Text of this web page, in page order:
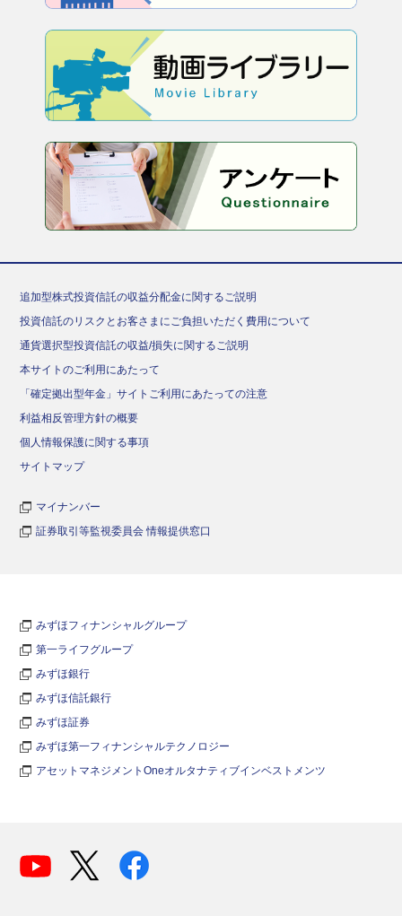
追加型株式投資信託の収益分配金に関するご説明
投資信託のリスクとお客さまにご負担いただく費用について
通貨選択型投資信託の収益/損失に関するご説明
本サイトのご利用にあたって
「確定拠出型年金」サイトご利用にあたっての注意
利益相反管理方針の概要
個人情報保護に関する事項
サイトマップ
マイナンバー
証券取引等監視委員会 情報提供窓口
みずほフィナンシャルグループ
第一ライフグループ
みずほ銀行
みずほ信託銀行
みずほ証券
みずほ第一フィナンシャルテクノロジー
アセットマネジメントOneオルタナティブインベストメンツ